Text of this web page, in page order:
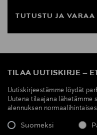
TUTUSTU JA
TILAA UUTISKIRJE –
Uutiskirjeestämme löydät
Uutena tilaajana lähetämme
alennuksen
Suomeksi